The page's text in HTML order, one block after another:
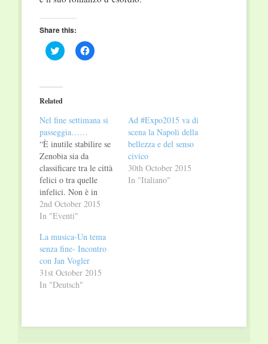
Share this:
Click
to
(Opens
in
new
Click
to
Related
Nel fine settimana si
passeggia……
“È inutile stabilire se
Zenobia sia da
classificare tra le città
felici o tra quelle
infelici. Non è in
queste due specie che
ha senso dividere le
quelle che continuano
attraverso gli anni e le
mutazioni a dare la
loro forma ai desideri
e quelle…
2nd October 2015
In "Eventi"
Ad #Expo2015 va di
scena la Napoli della
bellezza e del senso
civico
30th October 2015
In "Italiano"
La musica-Un tema
senza fine- Incontro
con Jan Vogler
31st October 2015
In "Deutsch"